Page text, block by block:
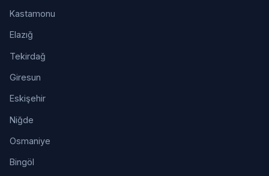
Kastamonu
Elazığ
Tekirdağ
Giresun
Eskişehir
Niğde
Osmaniye
Bingöl